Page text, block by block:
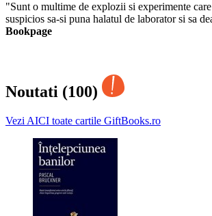
"Sunt o multime de explozii si experimente
suspicios sa-si puna halatul de laborator si sa
Bookpage
Noutati (100)
Vezi AICI toate cartile GiftBooks.ro